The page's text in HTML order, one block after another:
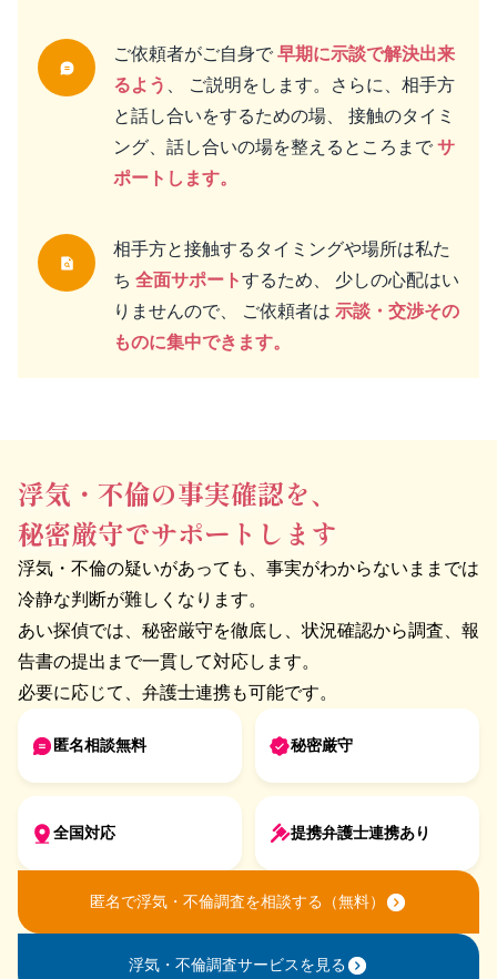
ご依頼者がご自身で 早期に示談で解決出来
るよう
、 ご説明をします。さらに、相手方
と話し合いをするための場、 接触のタイミ
ング、話し合いの場を整えるところまで サ
ポートします。
相手方と接触するタイミングや場所は私た
ち 全面サポートするため、 少しの心配はい
りませんので、 ご依頼者は 示談・交渉その
ものに集中できます。
浮気・不倫の事実確認を、
秘密厳守でサポートします
浮気・不倫の疑いがあっても、事実がわからないままでは
冷静な判断が難しくなります。
あい探偵では、秘密厳守を徹底し、状況確認から調査、報
告書の提出まで一貫して対応します。
必要に応じて、弁護士連携も可能です。
匿名相談無料 秘密厳守
全国対応 提携弁護士連携あり
匿名で浮気・不倫調査を相談する（無料）
浮気・不倫調査サービスを見る